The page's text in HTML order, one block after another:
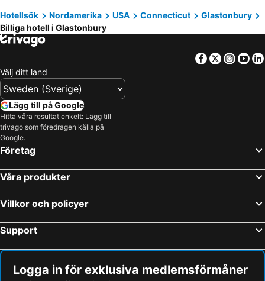
Hotellsök Nordamerika USA Connecticut
Glastonbury
Billiga hotell i Glastonbury
Facebook
Twitter
Välj ditt land
Lägg till på Google
Hitta våra resultat enkelt: Lägg till
trivago som föredragen källa på
Google.
Företag
Våra produkter
Villkor och policyer
Support
Logga in för exklusiva medlemsförmåner